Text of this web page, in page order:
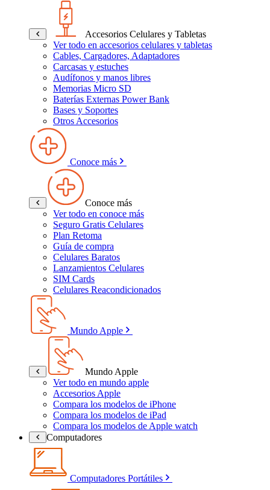
Accesorios Celulares y Tabletas
Ver todo en accesorios celulares y tabletas
Cables, Cargadores, Adaptadores
Carcasas y estuches
Audífonos y manos libres
Memorias Micro SD
Baterías Externas Power Bank
Bases y Soportes
Otros Accesorios
Conoce más
Conoce más
Ver todo en conoce más
Seguro Gratis Celulares
Plan Retoma
Guía de compra
Celulares Baratos
Lanzamientos Celulares
SIM Cards
Celulares Reacondicionados
Mundo Apple
Mundo Apple
Ver todo en mundo apple
Accesorios Apple
Compara los modelos de iPhone
Compara los modelos de iPad
Compara los modelos de Apple watch
Computadores
Computadores Portátiles